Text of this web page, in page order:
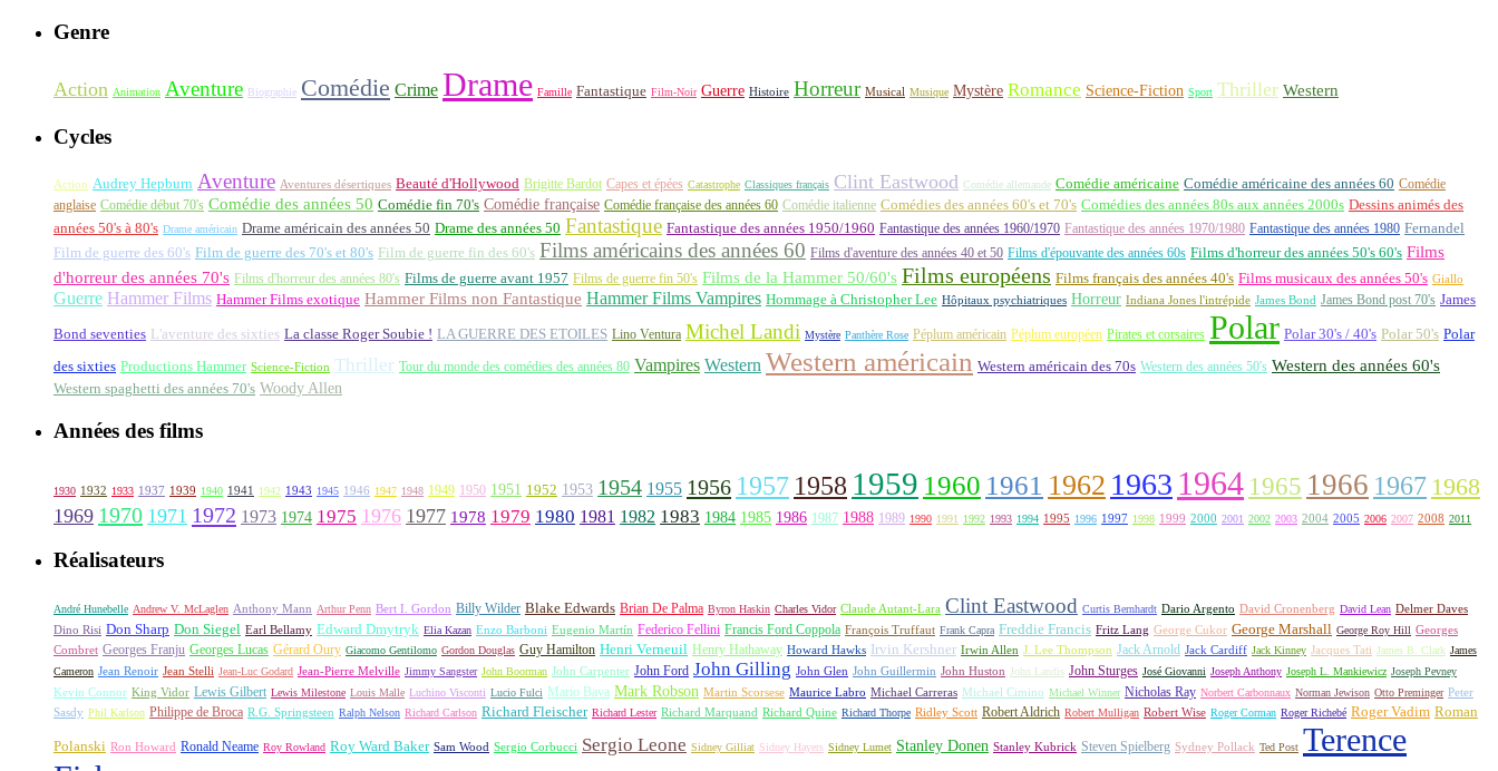
Genre
Action Animation Aventure Biographie Comédie Crime Drame Famille Fantastique Film-Noir Guerre Histoire Horreur Musical Musique Mystère Romance Science-Fiction Sport Thriller Western
Cycles
Action Audrey Hepburn Aventure Aventures désertiques Beauté d'Hollywood Brigitte Bardot Capes et épées Catastrophe Classiques français Clint Eastwood Comédie allemande Comédie américaine Comédie américaine des années 60 Comédie
anglaise Comédie début 70's Comédie des années 50 Comédie fin 70's Comédie française Comédie française des années 60 Comédie italienne Comédies des années 60's et 70's Comédies des années 80s aux années 2000s Dessins animés des
années 50's à 80's Drame américain Drame américain des années 50 Drame des années 50 Fantastique Fantastique des années 1950/1960 Fantastique des années 1960/1970 Fantastique des années 1970/1980 Fantastique des années 1980 Fernandel
Film de guerre des 60's Film de guerre des 70's et 80's Film de guerre fin des 60's Films américains des années 60 Films d'aventure des années 40 et 50 Films d'épouvante des années 60s Films d'horreur des années 50's 60's Films
d'horreur des années 70's Films d'horreur des années 80's Films de guerre avant 1957 Films de guerre fin 50's Films de la Hammer 50/60's Films européens Films français des années 40's Films musicaux des années 50's Giallo
Guerre Hammer Films Hammer Films exotique Hammer Films non Fantastique Hammer Films Vampires Hommage à Christopher Lee Hôpitaux psychiatriques Horreur Indiana Jones l'intrépide James Bond James Bond post 70's James
Bond seventies L'aventure des sixties La classe Roger Soubie ! LA GUERRE DES ETOILES Lino Ventura Michel Landi Mystère Panthère Rose Péplum américain Péplum européen Pirates et corsaires Polar Polar 30's / 40's Polar 50's Polar
des sixties Productions Hammer Science-Fiction Thriller Tour du monde des comédies des années 80 Vampires Western Western américain Western américain des 70s Western des années 50's Western des années 60's
Western spaghetti des années 70's Woody Allen
Années des films
1930 1932 1933 1937 1939 1940 1941 1942 1943 1945 1946 1947 1948 1949 1950 1951 1952 1953 1954 1955 1956 1957 1958 1959 1960 1961 1962 1963 1964 1965 1966 1967 1968
1969 1970 1971 1972 1973 1974 1975 1976 1977 1978 1979 1980 1981 1982 1983 1984 1985 1986 1987 1988 1989 1990 1991 1992 1993 1994 1995 1996 1997 1998 1999 2000 2001 2002 2003 2004 2005 2006 2007 2008 2011
Réalisateurs
André Hunebelle Andrew V. McLaglen Anthony Mann Arthur Penn Bert I. Gordon Billy Wilder Blake Edwards Brian De Palma Byron Haskin Charles Vidor Claude Autant-Lara Clint Eastwood Curtis Bernhardt Dario Argento David Cronenberg David Lean Delmer Daves
Dino Risi Don Sharp Don Siegel Earl Bellamy Edward Dmytryk Elia Kazan Enzo Barboni Eugenio Martín Federico Fellini Francis Ford Coppola François Truffaut Frank Capra Freddie Francis Fritz Lang George Cukor George Marshall George Roy Hill Georges
Combret Georges Franju Georges Lucas Gérard Oury Giacomo Gentilomo Gordon Douglas Guy Hamilton Henri Verneuil Henry Hathaway Howard Hawks Irvin Kershner Irwin Allen J. Lee Thompson Jack Arnold Jack Cardiff Jack Kinney Jacques Tati James B. Clark James
Cameron Jean Renoir Jean Stelli Jean-Luc Godard Jean-Pierre Melville Jimmy Sangster John Boorman John Carpenter John Ford John Gilling John Glen John Guillermin John Huston John Landis John Sturges José Giovanni Joseph Anthony Joseph L. Mankiewicz Joseph Pevney
Kevin Connor King Vidor Lewis Gilbert Lewis Milestone Louis Malle Luchino Visconti Lucio Fulci Mario Bava Mark Robson Martin Scorsese Maurice Labro Michael Carreras Michael Cimino Michael Winner Nicholas Ray Norbert Carbonnaux Norman Jewison Otto Preminger Peter
Sasdy Phil Karlson Philippe de Broca R.G. Springsteen Ralph Nelson Richard Carlson Richard Fleischer Richard Lester Richard Marquand Richard Quine Richard Thorpe Ridley Scott Robert Aldrich Robert Mulligan Robert Wise Roger Corman Roger Richebé Roger Vadim Roman
Polanski Ron Howard Ronald Neame Roy Rowland Roy Ward Baker Sam Wood Sergio Corbucci Sergio Leone Sidney Gilliat Sidney Hayers Sidney Lumet Stanley Donen Stanley Kubrick Steven Spielberg Sydney Pollack Ted Post Terence